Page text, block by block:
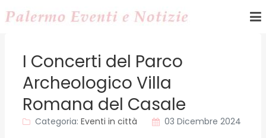
I Concerti del Parco
Archeologico Villa
Romana del Casale
Categoria: Eventi in città 03 Dicembre 2024